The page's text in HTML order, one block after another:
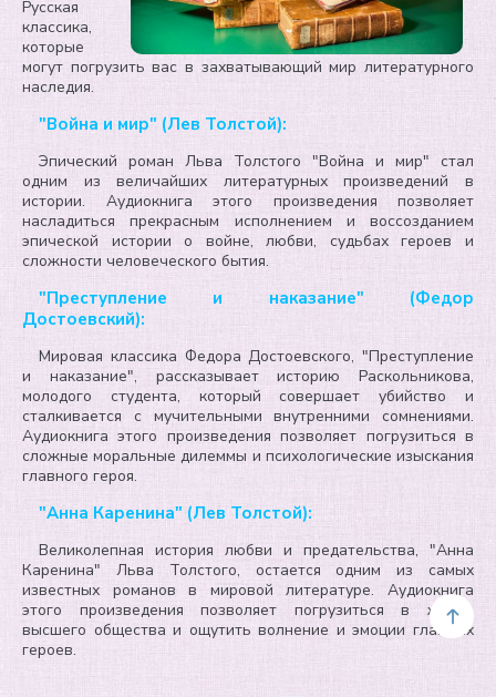
Русская
классика,
которые
могут погрузить вас в захватывающий мир литературного
наследия.
"Война и мир" (Лев Толстой):
Эпический роман Льва Толстого "Война и мир" стал
одним из величайших литературных произведений в
истории. Аудиокнига этого произведения позволяет
насладиться прекрасным исполнением и воссозданием
эпической истории о войне, любви, судьбах героев и
сложности человеческого бытия.
"Преступление и наказание" (Федор
Достоевский):
Мировая классика Федора Достоевского, "Преступление
и наказание", рассказывает историю Раскольникова,
молодого студента, который совершает убийство и
сталкивается с мучительными внутренними сомнениями.
Аудиокнига этого произведения позволяет погрузиться в
сложные моральные дилеммы и психологические изыскания
главного героя.
"Анна Каренина" (Лев Толстой):
Великолепная история любви и предательства, "Анна
Каренина" Льва Толстого, остается одним из самых
известных романов в мировой литературе. Аудиокнига
этого произведения позволяет погрузиться в жизнь
высшего общества и ощутить волнение и эмоции главных
героев.